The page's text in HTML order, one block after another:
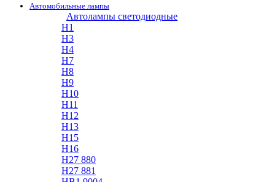
Автомобильные лампы
Автолампы светодиодные
H1
H3
H4
H7
H8
H9
H10
H11
H12
H13
H15
H16
H27 880
H27 881